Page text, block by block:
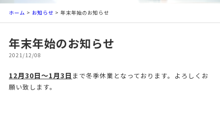
ホーム > お知らせ > 年末年始のお知らせ
年末年始のお知らせ
2021/12/08
12月30日～1月3日 まで冬季休業となっております。よろしくお
願い致します。